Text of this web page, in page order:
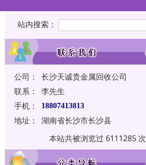
站内搜索：
公司：
长沙天诚贵金属回收公司
联系：
李先生
手机：
18807413813
地址：
湖南省长沙市长沙县
本站共被浏览过 6111285 次